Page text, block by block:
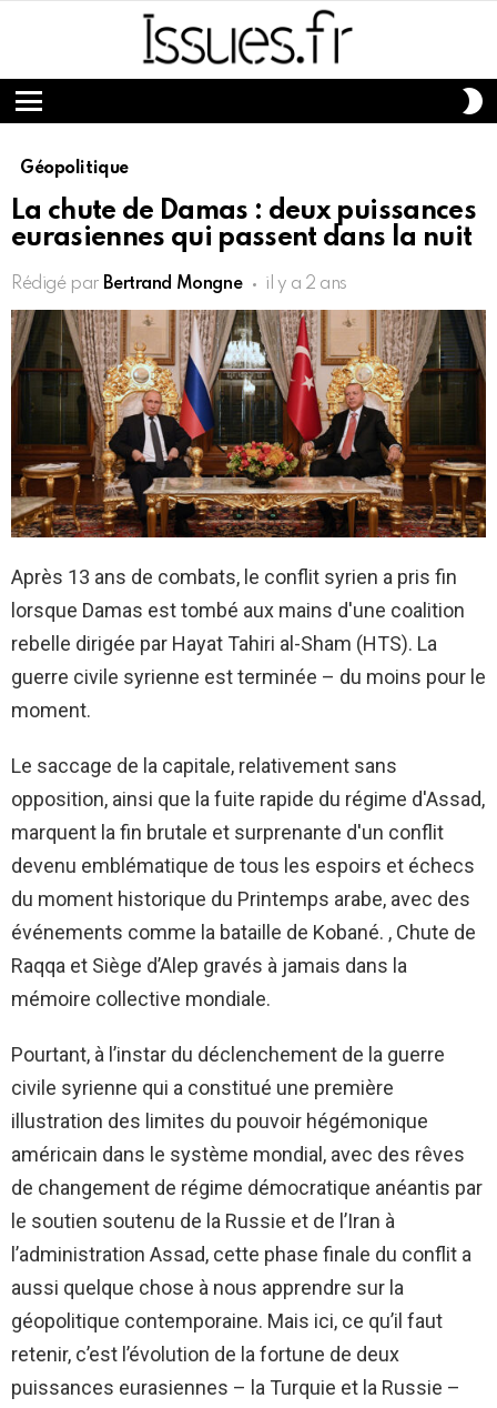
Menu
Géopolitique
La chute de Damas : deux puissances
eurasiennes qui passent dans la nuit
Rédigé par Bertrand Mongne il y a 2 ans
Après 13 ans de combats, le conflit syrien a pris fin
lorsque Damas est tombé aux mains d'une coalition
rebelle dirigée par Hayat Tahiri al-Sham (HTS). La
guerre civile syrienne est terminée – du moins pour le
moment.
Le saccage de la capitale, relativement sans
opposition, ainsi que la fuite rapide du régime d'Assad,
marquent la fin brutale et surprenante d'un conflit
devenu emblématique de tous les espoirs et échecs
du moment historique du Printemps arabe, avec des
événements comme la bataille de Kobané. , Chute de
Raqqa et Siège d’Alep gravés à jamais dans la
mémoire collective mondiale.
Pourtant, à l’instar du déclenchement de la guerre
civile syrienne qui a constitué une première
illustration des limites du pouvoir hégémonique
américain dans le système mondial, avec des rêves
de changement de régime démocratique anéantis par
le soutien soutenu de la Russie et de l’Iran à
l’administration Assad, cette phase finale du conflit a
aussi quelque chose à nous apprendre sur la
géopolitique contemporaine. Mais ici, ce qu’il faut
retenir, c’est l’évolution de la fortune de deux
puissances eurasiennes – la Turquie et la Russie –